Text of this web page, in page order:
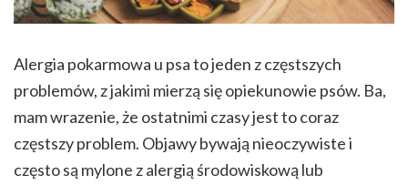
Alergia pokarmowa u psa to jeden z częstszych
problemów, z jakimi mierzą się opiekunowie psów. Ba,
mam wrazenie, że ostatnimi czasy jest to coraz
częstszy problem. Objawy bywają nieoczywiste i
często są mylone z alergią środowiskową lub